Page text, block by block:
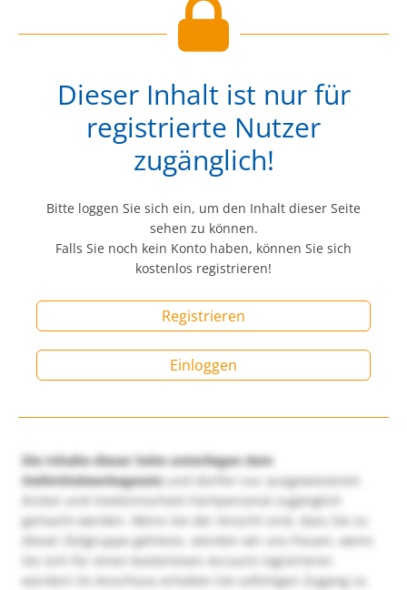
Dieser Inhalt ist nur für
registrierte Nutzer
zugänglich!
Bitte loggen Sie sich ein, um den Inhalt dieser Seite
sehen zu können.
Falls Sie noch kein Konto haben, können Sie sich
kostenlos registrieren!
Registrieren
Einloggen
Die Inhalte dieser Seite unterliegen dem
Heilmittelwerbegesetzund dürfen nur ausgewiesenen
Ärzten und medizinischem Fachpersonal zugänglich
gemacht werden. Wenn Sie der Ansicht sind, dass Sie zu
dieser Zielgruppe gehören, würden wir uns freuen, wenn
Sie sich für einen kostenlosen Account registrieren
würden! Im Anschluss erhalten Sie sofortigen Zugang zu